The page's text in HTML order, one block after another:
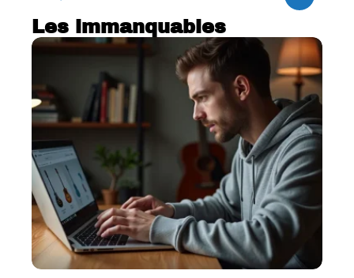
Les immanquables